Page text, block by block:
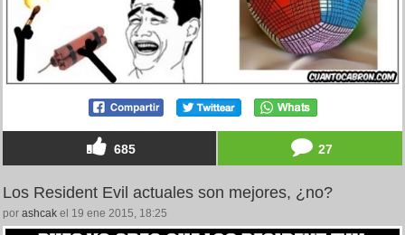
685 27
Los Resident Evil actuales son mejores, ¿no?
por ashcak el 19 ene 2015, 18:25